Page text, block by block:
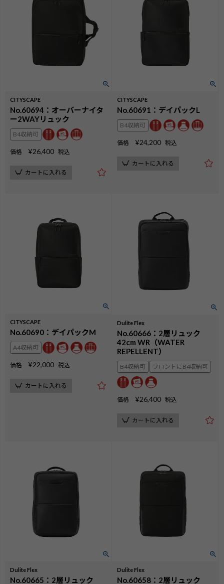
CITYSCAPE
No.60694：オーバーナイタ
ー2WAYリュック
B4収納可
価格 ¥26,400 税込
カートに入れる
CITYSCAPE
No.60691：デイパックL
B4収納可
価格 ¥24,200 税込
カートに入れる
CITYSCAPE
No.60690：デイパックM
A4収納可
価格 ¥22,000 税込
カートに入れる
Dulite Flex
No.60666：2層リュック
42cm WR（WATER
REPELLENT）
B4収納可 フロントにB4収納可
価格 ¥26,400 税込
カートに入れる
Dulite Flex
No.60665：2層リュック
Dulite Flex
No.60658：2層リュック